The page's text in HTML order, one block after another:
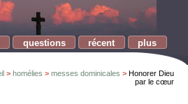
questions récent plus
homélies messes dominicales
Honorer Dieu
par le cœur